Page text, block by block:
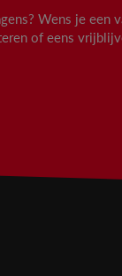
Wens je een
of eens